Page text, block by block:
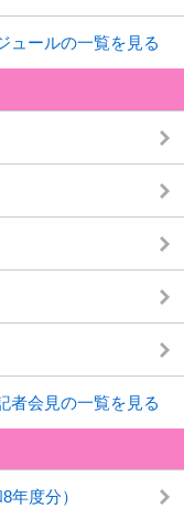
ュールの一覧を見る
者会見の一覧を見る
度分）